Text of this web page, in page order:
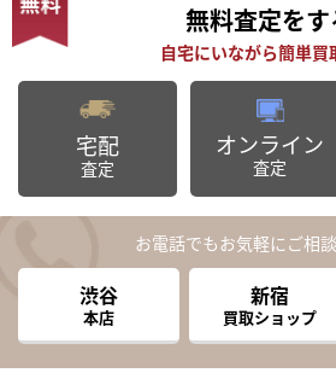
無料査定をす
宅配
査定
オンライン
査定
お電話でもお気軽にご相
渋谷
本店
新宿
買取ショップ